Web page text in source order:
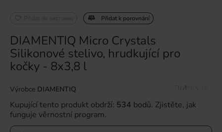
Přidat k porovnání
DIAMENTIQ Micro Crystals
Silikonové stelivo, hrudkující pro
kočky - 8x3,8 l
Výrobce DIAMENTIQ
Kupující tento produkt obdrží: 534 bodů. Zjistěte, jak
funguje věrnostní program.